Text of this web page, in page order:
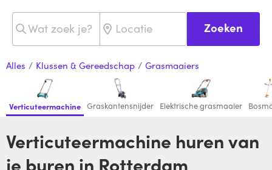
Zoeken
Alles / Klussen & Gereedschap / Grasmaaiers
Verticuteermachine Graskantensnijder Elektrische grasmaaier
Verticuteermachine huren van
je buren in Rotterdam